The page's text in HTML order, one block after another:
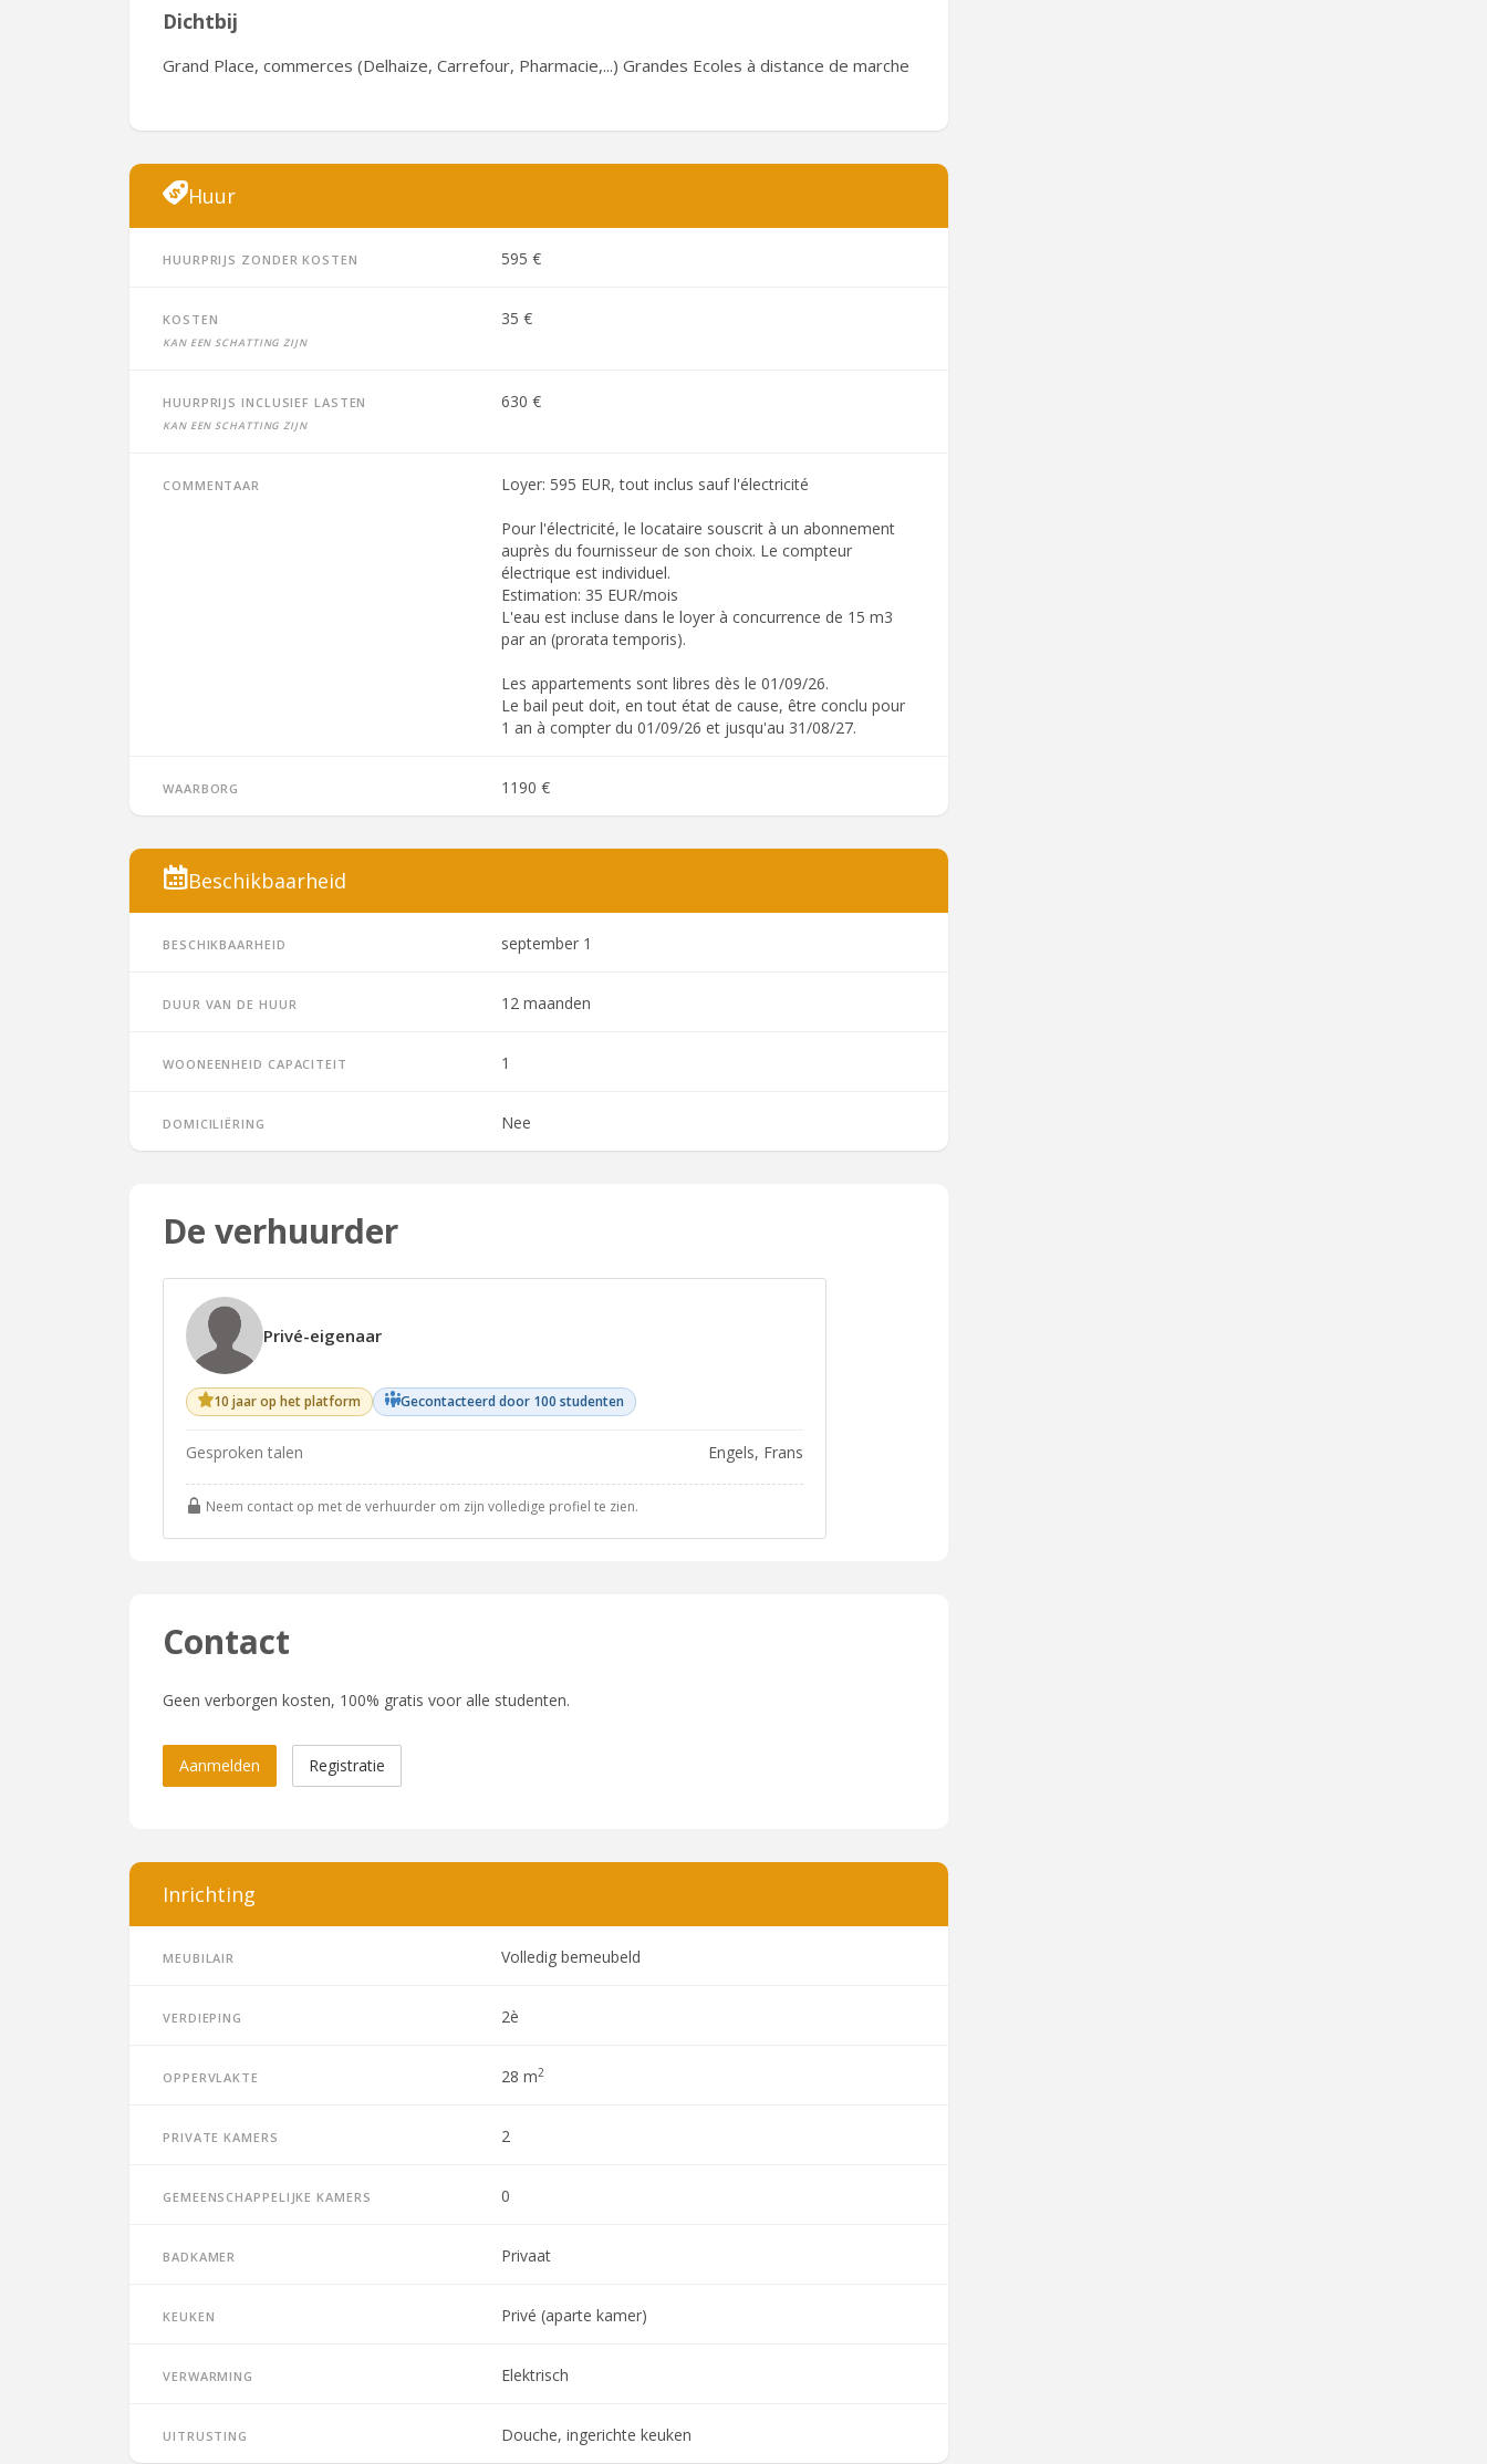
Dichtbij
Grand Place, commerces (Delhaize, Carrefour, Pharmacie,...) Grandes Ecoles à distance de marche
Huur
Huurprijs zonder kosten 595 €
Kosten
Kan een schatting zijn
35 €
Huurprijs inclusief lasten
Kan een schatting zijn
630 €
Commentaar Loyer: 595 EUR, tout inclus sauf l'électricité
Pour l'électricité, le locataire souscrit à un abonnement
auprès du fournisseur de son choix. Le compteur
électrique est individuel.
Estimation: 35 EUR/mois
L'eau est incluse dans le loyer à concurrence de 15 m3
par an (prorata temporis).
Les appartements sont libres dès le 01/09/26.
Le bail peut doit, en tout état de cause, être conclu pour
1 an à compter du 01/09/26 et jusqu'au 31/08/27.
Waarborg 1190 €
Beschikbaarheid
Beschikbaarheid september 1
Duur van de huur 12 maanden
Wooneenheid capaciteit 1
Domiciliëring Nee
De verhuurder
Privé-eigenaar
10 jaar op het platform Gecontacteerd door 100 studenten
Gesproken talen Engels, Frans
Neem contact op met de verhuurder om zijn volledige profiel te zien.
Contact
Geen verborgen kosten, 100% gratis voor alle studenten.
Aanmelden Registratie
Inrichting
Meubilair Volledig bemeubeld
Verdieping 2è
Oppervlakte 28 m2
Private kamers 2
Gemeenschappelijke kamers 0
Badkamer Privaat
Keuken Privé (aparte kamer)
Verwarming Elektrisch
Uitrusting Douche, ingerichte keuken